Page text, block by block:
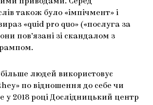
АРТЦЕНТРИМАРГІНАЛІЇ
CULT ПРО РІЗДВЯНІ СВЯТА
також було «імпічмент» і
«quid pro quo» («послуга за
пов’язані зі скандалом з
людей використовує
по відношення до себе чи
у 2018 році Дослідницький центр